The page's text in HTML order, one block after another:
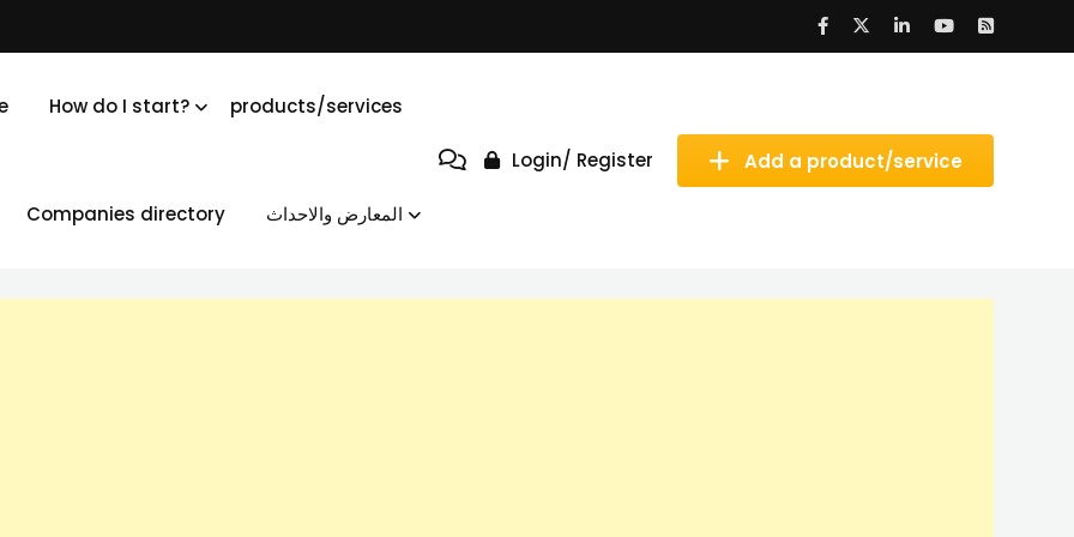
Add a product/service
Login/ Register
How do I start? products/services
Companies directory المعارض والاحداث